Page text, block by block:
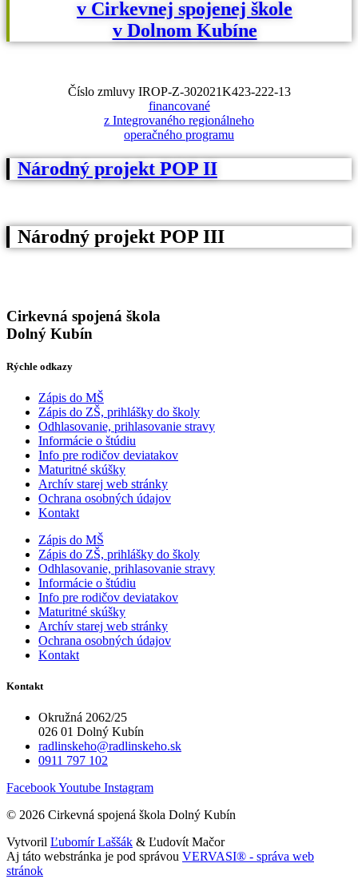
v Cirkevnej spojenej škole
v Dolnom Kubíne
Číslo zmluvy IROP-Z-302021K423-222-13
financované
z Integrovaného regionálneho
operačného programu
Národný projekt POP II
Národný projekt POP III
Cirkevná spojená škola
Dolný Kubín
Rýchle odkazy
Zápis do MŠ
Zápis do ZŠ, prihlášky do školy
Odhlasovanie, prihlasovanie stravy
Informácie o štúdiu
Info pre rodičov deviatakov
Maturitné skúšky
Archív starej web stránky
Ochrana osobných údajov
Kontakt
Zápis do MŠ
Zápis do ZŠ, prihlášky do školy
Odhlasovanie, prihlasovanie stravy
Informácie o štúdiu
Info pre rodičov deviatakov
Maturitné skúšky
Archív starej web stránky
Ochrana osobných údajov
Kontakt
Kontakt
Okružná 2062/25
026 01 Dolný Kubín
radlinskeho@radlinskeho.sk
0911 797 102
FacebookYoutube Instagram
© 2026 Cirkevná spojená škola Dolný Kubín
Vytvoril Ľubomír Laššák & Ľudovít Mačor
Aj táto webstránka je pod správou VERVASI® - správa web
stránok